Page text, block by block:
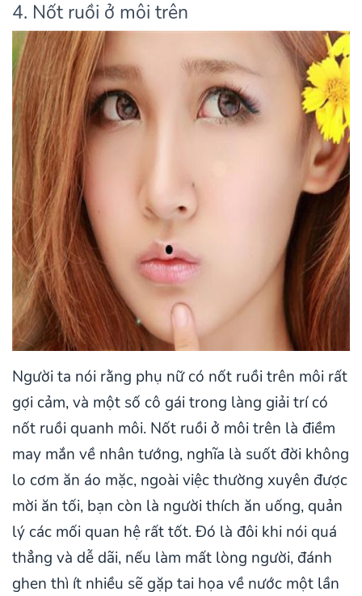
4. Nốt ruồi ở môi trên
Người ta nói rằng phụ nữ có nốt ruồi trên môi rất
gợi cảm, và một số cô gái trong làng giải trí có
nốt ruồi quanh môi. Nốt ruồi ở môi trên là điềm
may mắn về nhân tướng, nghĩa là suốt đời không
lo cơm ăn áo mặc, ngoài việc thường xuyên được
mời ăn tối, bạn còn là người thích ăn uống, quản
lý các mối quan hệ rất tốt. Đó là đôi khi nói quá
thẳng và dễ dãi, nếu làm mất lòng người, đánh
ghen thì ít nhiều sẽ gặp tai họa về nước một lần